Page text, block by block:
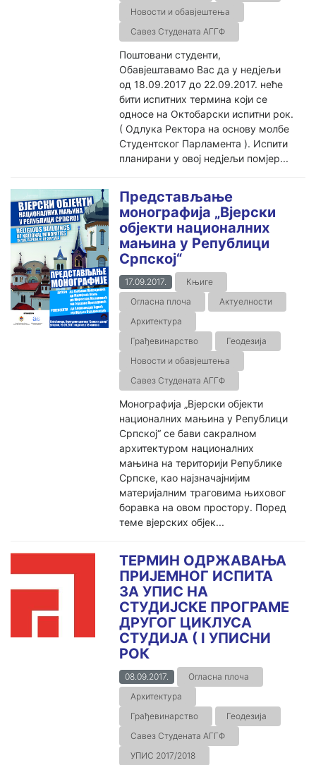
Новости и обавјештења
Савез Студената АГГФ
Поштовани студенти,
Обавјештавамо Вас да у недјељи
од 18.09.2017 до 22.09.2017. неће
бити испитних термина који се
односе на Октобарски испитни рок.
( Одлука Ректора на основу молбе
Студентског Парламента ). Испити
планирани у овој недјељи помјер...
Представљање
монографија „Вјерски
објекти националних
мањина у Републици
Српској“
17.09.2017.
Књиге
Огласна плоча
Актуелности
Архитектура
Грађевинарство
Геодезија
Новости и обавјештења
Савез Студената АГГФ
Монографија „Вјерски објекти
националних мањина у Републици
Српској“ се бави сакралном
архитектуром националних
мањина на територији Републике
Српске, као најзначајнијим
материјалним траговима њиховог
боравка на овом простору. Поред
теме вјерских објек...
ТЕРМИН ОДРЖАВАЊА
ПРИЈЕМНОГ ИСПИТА
ЗА УПИС НА
СТУДИЈСКЕ ПРОГРАМЕ
ДРУГОГ ЦИКЛУСА
СТУДИЈА ( I УПИСНИ
РОК
08.09.2017.
Огласна плоча
Архитектура
Грађевинарство
Геодезија
Савез Студената АГГФ
УПИС 2017/2018